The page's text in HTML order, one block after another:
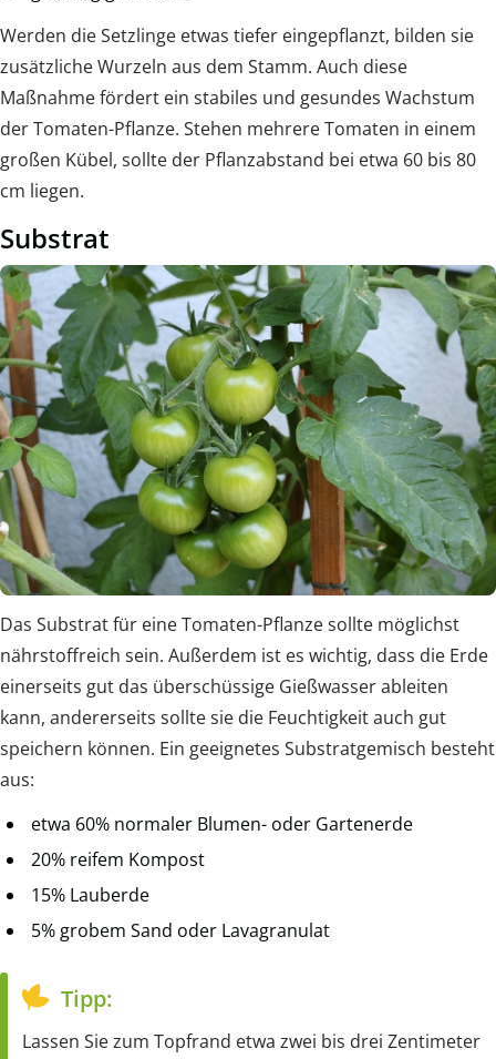
Werden die Setzlinge etwas tiefer eingepflanzt, bilden sie
zusätzliche Wurzeln aus dem Stamm. Auch diese
Maßnahme fördert ein stabiles und gesundes Wachstum
der Tomaten-Pflanze. Stehen mehrere Tomaten in einem
großen Kübel, sollte der Pflanzabstand bei etwa 60 bis 80
cm liegen.
Substrat
Das Substrat für eine Tomaten-Pflanze sollte möglichst
nährstoffreich sein. Außerdem ist es wichtig, dass die Erde
einerseits gut das überschüssige Gießwasser ableiten
kann, andererseits sollte sie die Feuchtigkeit auch gut
speichern können. Ein geeignetes Substratgemisch besteht
aus:
etwa 60% normaler Blumen- oder Gartenerde
20% reifem Kompost
15% Lauberde
5% grobem Sand oder Lavagranulat
Tipp:
Lassen Sie zum Topfrand etwa zwei bis drei Zentimeter